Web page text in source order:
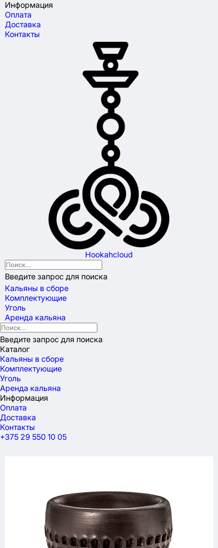
Информация
Оплата
Доставка
Контакты
Hookahcloud
Введите запрос для поиска
Кальяны в сборе
Комплектующие
Уголь
Аренда кальяна
Введите запрос для поиска
Каталог
Кальяны в сборе
Комплектующие
Уголь
Аренда кальяна
Информация
Оплата
Доставка
Контакты
+375 29 550 10 05